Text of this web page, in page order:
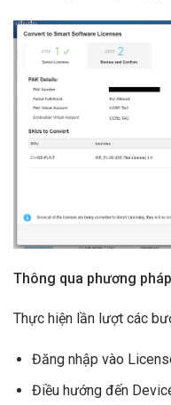
Thông qua phương
Thực hiện lần lượt các
Đăng nhập vào
Điều hướng đến